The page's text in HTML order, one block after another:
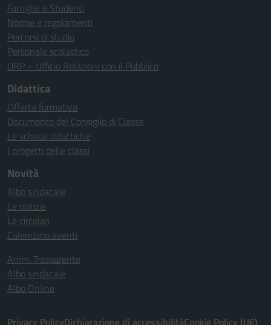
Famiglie e Studenti
Norme e regolamenti
Percorsi di studio
Personale scolastico
URP – Ufficio Relazioni con il Pubblico
Didattica
Offerta formativa
Documento del Consiglio di Classe
Le schede didattiche
I progetti delle classi
Novità
Albo sindacale
Le notizie
Le circolari
Calendario eventi
Amm. Trasparente
Albo sindacale
Albo Online
Privacy PolicyDichiarazione di accessibilitàCookie Policy (UE)